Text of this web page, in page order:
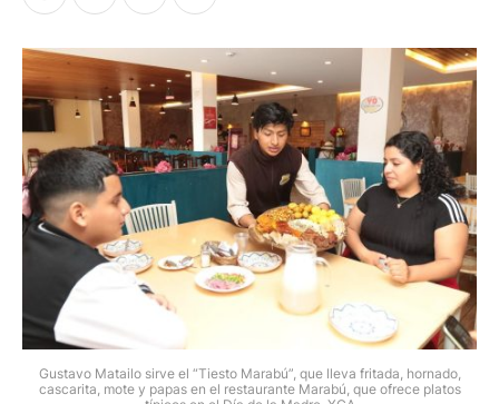
Gustavo Matailo sirve el “Tiesto Marabú”, que lleva fritada, hornado,
cascarita, mote y papas en el restaurante Marabú, que ofrece platos